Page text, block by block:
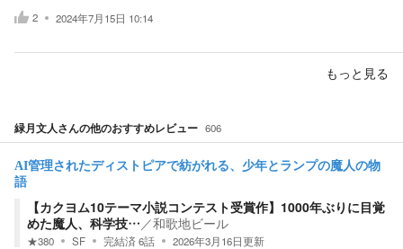
2 2024年7月15日 10:14
もっと見る
緑月文人さんの他のおすすめレビュー 606
AI管理されたディストピアで紡がれる、少年とランプの魔人の物
語
【カクヨム10テーマ小説コンテスト受賞作】1000年ぶりに目覚
めた魔人、科学技… ／和歌地ビール
★380 SF 完結済6話 2026年3月16日更新